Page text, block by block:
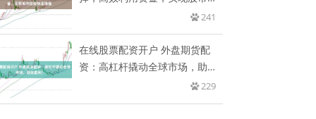
241
在线股票配资开户 外盘期货配
资：高杠杆撬动全球市场，助您
229